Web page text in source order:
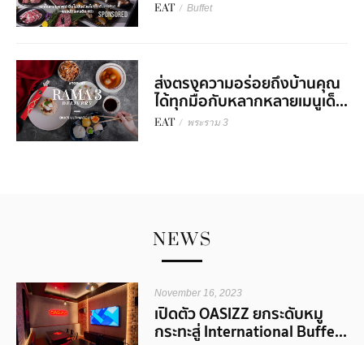
SPONSORED EAT / Buffet
ส่งตรงความอร่อยถึงบ้านคุณ
ได้ทุกมื้อกับหลากหลายเมนูเด็...
EAT / พระราม 3
NEWS
November 16, 2023
เปิดตัว OASIZZ ยกระดับหมู
กระทะสู่ International Buffe...